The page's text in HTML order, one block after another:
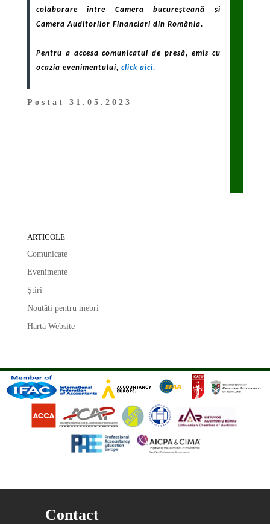
colaborareîntre Camera bucureșteană și
Camera Auditorilor Financiari din România.
Pentru a accesa comunicatul de presă, emis cu
ocazia evenimentului, click aici.
Postat 31.05.2023
ARTICOLE
Comunicate
Evenimente
Știri
Noutăți pentru mebri
Hartă Website
Contact